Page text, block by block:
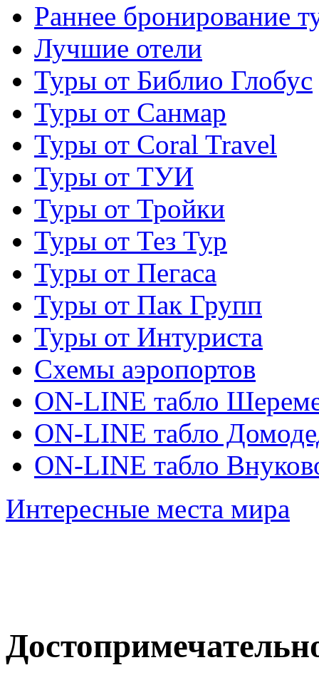
Раннее бронирование
Лучшие отели
Туры от Библио Глобус
Туры от Санмар
Туры от Coral Travel
Туры от ТУИ
Туры от Тройки
Туры от Тез Тур
Туры от Пегаса
Туры от Пак Групп
Туры от Интуриста
Схемы аэропортов
ON-LINE табло
ON-LINE табло
ON-LINE табло
Интересные места мира